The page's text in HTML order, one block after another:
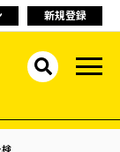
新規登録